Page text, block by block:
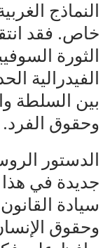
النماذج
خاص. فقد
الثورة
الفيدرالية
بين السلطة
وحقوق الفرد.
جديدة في
سيادة
وحقوق